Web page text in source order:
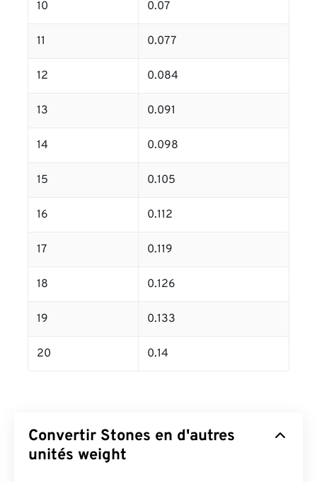
10 0.07
11 0.077
12 0.084
13 0.091
14 0.098
15 0.105
16 0.112
17 0.119
18 0.126
19 0.133
20 0.14
Convertir Stones en d'autres
unités weight